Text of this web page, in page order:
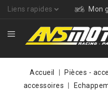
Liens rapides Mon
Accueil Pièces -
accessoires